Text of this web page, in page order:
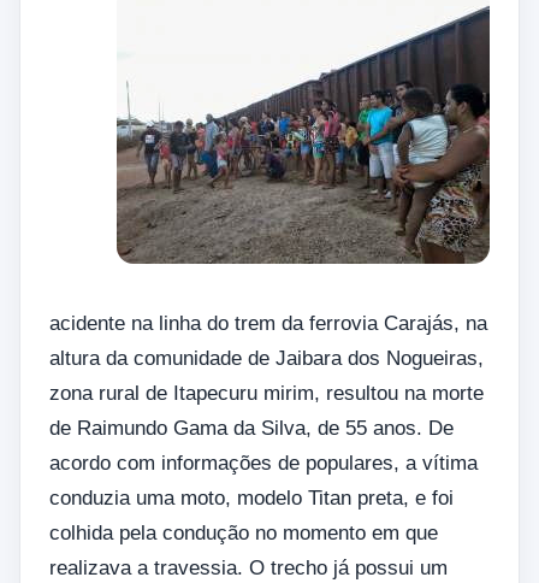
acidente na linha do trem da ferrovia Carajás, na
altura da comunidade de Jaibara dos Nogueiras,
zona rural de Itapecuru mirim, resultou na morte
de Raimundo Gama da Silva, de 55 anos. De
acordo com informações de populares, a vítima
conduzia uma moto, modelo Titan preta, e foi
colhida pela condução no momento em que
realizava a travessia. O trecho já possui um